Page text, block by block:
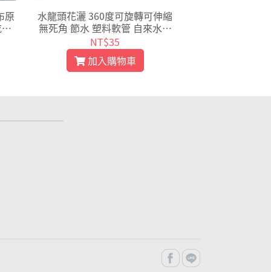
原
水龍頭花灑 360度可旋轉可伸縮
無死角 節水 塑料軟管 自來水過
濾嘴 廚房防濺水 【L007】
NT$35
加入購物車